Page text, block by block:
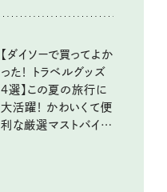
【ダイソーで買ってよか
った！ トラベルグッズ
4選】この夏の旅行に
大活躍！ かわいくて便
利な厳選マストバイア